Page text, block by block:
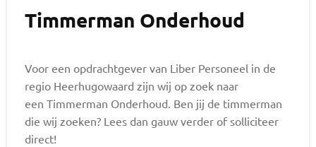
Timmerman Onderhoud
Voor een opdrachtgever van Liber Personeel in de
regio Heerhugowaard zijn wij op zoek naar
een Timmerman Onderhoud. Ben jij de timmerman
die wij zoeken? Lees dan gauw verder of solliciteer
direct!